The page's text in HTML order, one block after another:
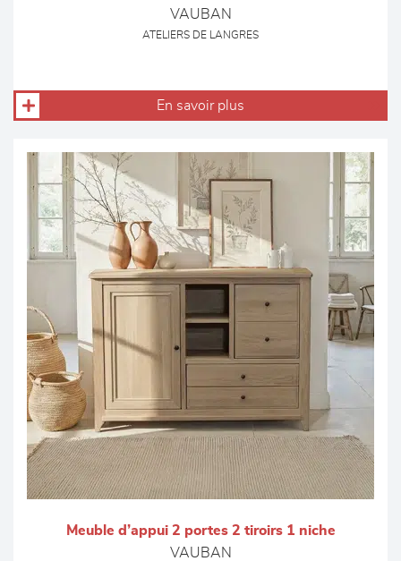
VAUBAN
ATELIERS DE LANGRES
En savoir plus
Meuble d’appui 2 portes 2 tiroirs 1 niche
VAUBAN